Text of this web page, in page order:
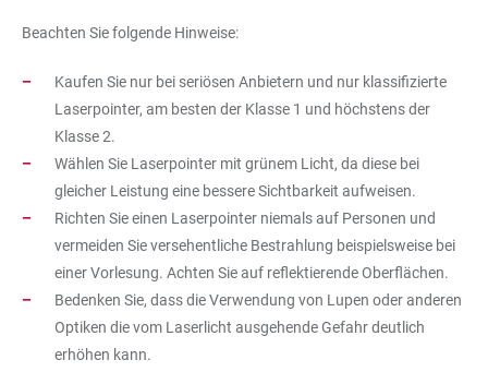
Beachten Sie folgende Hinweise:
Kaufen Sie nur bei seriösen Anbietern und nur klassifizierte
Laserpointer, am besten der Klasse 1 und höchstens der
Klasse 2.
Wählen Sie Laserpointer mit grünem Licht, da diese bei
gleicher Leistung eine bessere Sichtbarkeit aufweisen.
Richten Sie einen Laserpointer niemals auf Personen und
vermeiden Sie versehentliche Bestrahlung beispielsweise bei
einer Vorlesung. Achten Sie auf reflektierende Oberflächen.
Bedenken Sie, dass die Verwendung von Lupen oder anderen
Optiken die vom Laserlicht ausgehende Gefahr deutlich
erhöhen kann.